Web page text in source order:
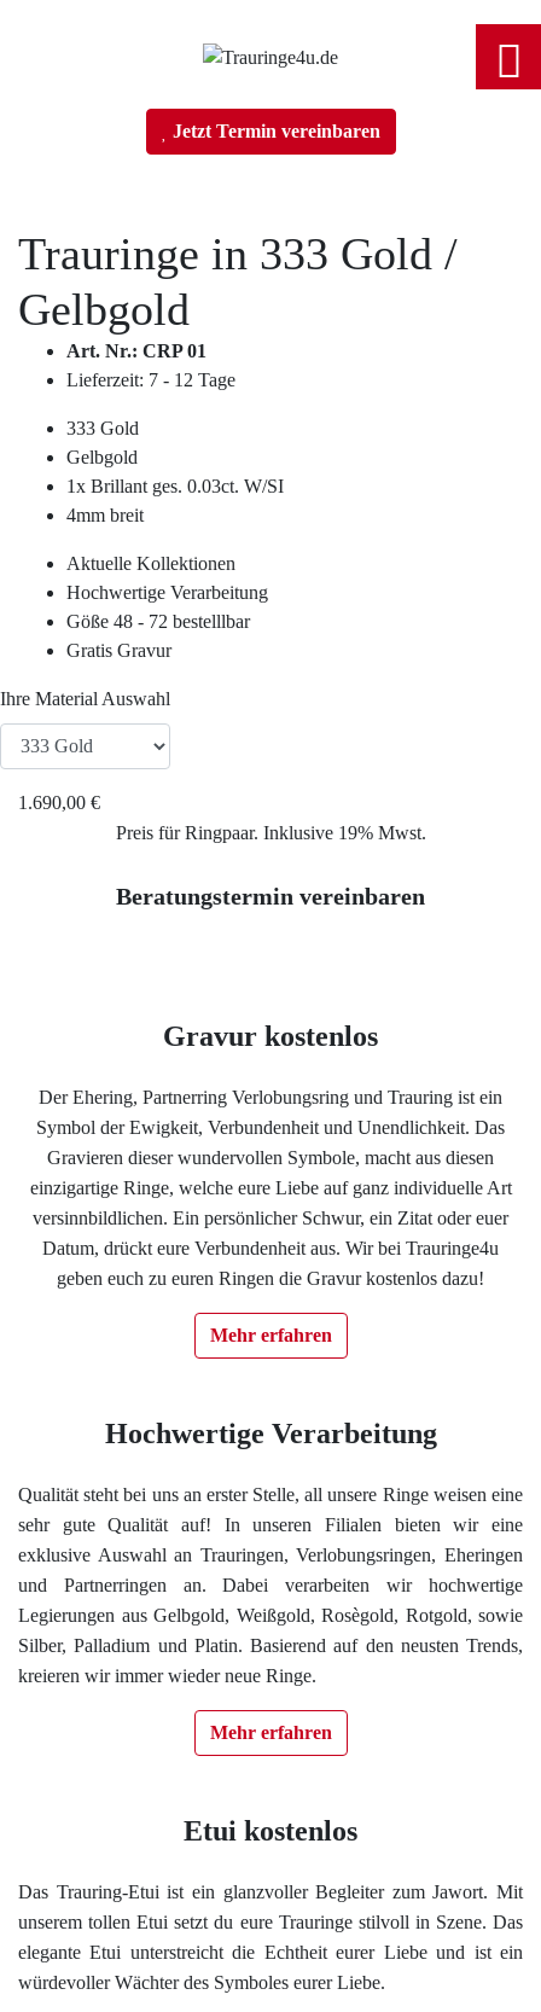
Jetzt Termin vereinbaren
Trauringe in 333 Gold /
Gelbgold
Art. Nr.: CRP 01
Lieferzeit: 7 - 12 Tage
333 Gold
Gelbgold
1x Brillant ges. 0.03ct. W/SI
4mm breit
Aktuelle Kollektionen
Hochwertige Verarbeitung
Göße 48 - 72 bestelllbar
Gratis Gravur
Ihre Material Auswahl
1.690,00 €
Preis für Ringpaar. Inklusive 19% Mwst.
Beratungstermin vereinbaren
Gravur kostenlos
Der Ehering, Partnerring Verlobungsring und Trauring ist ein
Symbol der Ewigkeit, Verbundenheit und Unendlichkeit. Das
Gravieren dieser wundervollen Symbole, macht aus diesen
einzigartige Ringe, welche eure Liebe auf ganz individuelle Art
versinnbildlichen. Ein persönlicher Schwur, ein Zitat oder euer
Datum, drückt eure Verbundenheit aus. Wir bei Trauringe4u
geben euch zu euren Ringen die Gravur kostenlos dazu!
Mehr erfahren
Hochwertige Verarbeitung
Qualität steht bei uns an erster Stelle, all unsere Ringe weisen eine
sehr gute Qualität auf! In unseren Filialen bieten wir eine
exklusive Auswahl an Trauringen, Verlobungsringen, Eheringen
und Partnerringen an. Dabei verarbeiten wir hochwertige
Legierungen aus Gelbgold, Weißgold, Rosègold, Rotgold, sowie
Silber, Palladium und Platin. Basierend auf den neusten Trends,
kreieren wir immer wieder neue Ringe.
Mehr erfahren
Etui kostenlos
Das Trauring-Etui ist ein glanzvoller Begleiter zum Jawort. Mit
unserem tollen Etui setzt du eure Trauringe stilvoll in Szene. Das
elegante Etui unterstreicht die Echtheit eurer Liebe und ist ein
würdevoller Wächter des Symboles eurer Liebe.
Home
Verlobungsringe
Filialen
Ringgröße ermitteln
Ringgrößen Tabelle
Trauring-Etui kostenlos
Kostenlose Gravur
Kontakt
Datenschutzerklärung
Impressum
Individuelle Trauringe
Ratgeber
Uhren Schmuck Reparatur Service